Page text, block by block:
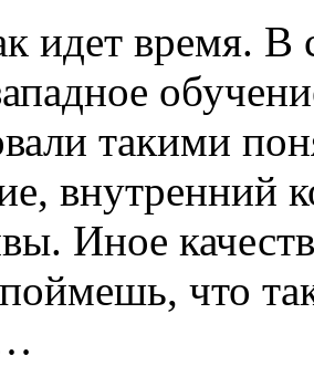
идет время.
такими
внутренний
Иное
что